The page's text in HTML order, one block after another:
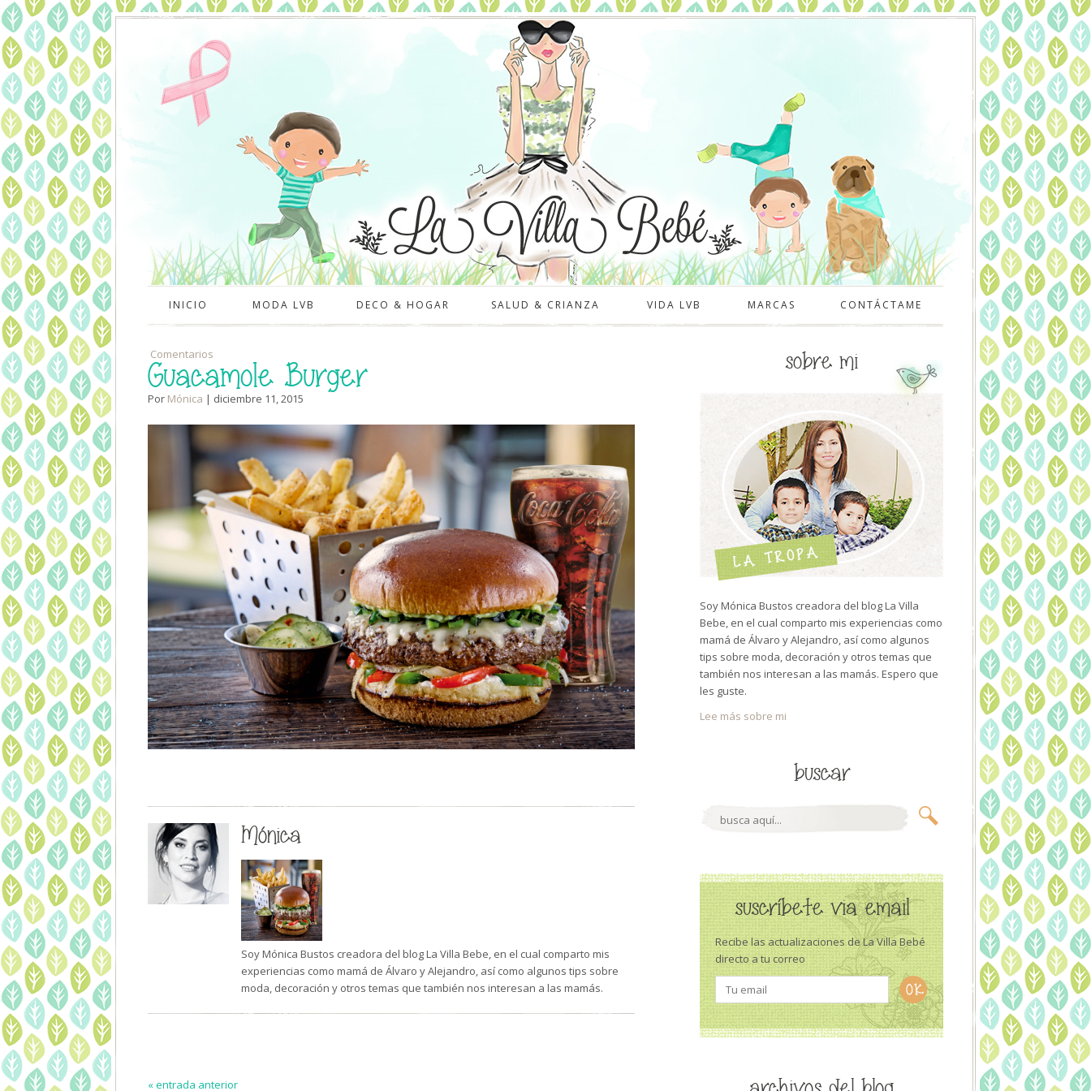
INICIO MODA LVB DECO & HOGAR SALUD & CRIANZA VIDA LVB MARCAS CONTÁCTAME
Comentarios
Guacamole Burger
Por Mónica | diciembre 11, 2015
Mónica
Soy Mónica Bustos creadora del blog La Villa Bebe, en el cual comparto mis
experiencias como mamá de Álvaro y Alejandro, así como algunos tips sobre
moda, decoración y otros temas que también nos interesan a las mamás.
« entrada anterior
sobre mi
Soy Mónica Bustos creadora del blog La Villa
Bebe, en el cual comparto mis experiencias como
mamá de Álvaro y Alejandro, así como algunos
tips sobre moda, decoración y otros temas que
también nos interesan a las mamás. Espero que
les guste.
Lee más sobre mi
buscar
suscríbete via email
Recibe las actualizaciones de La Villa Bebé
directo a tu correo